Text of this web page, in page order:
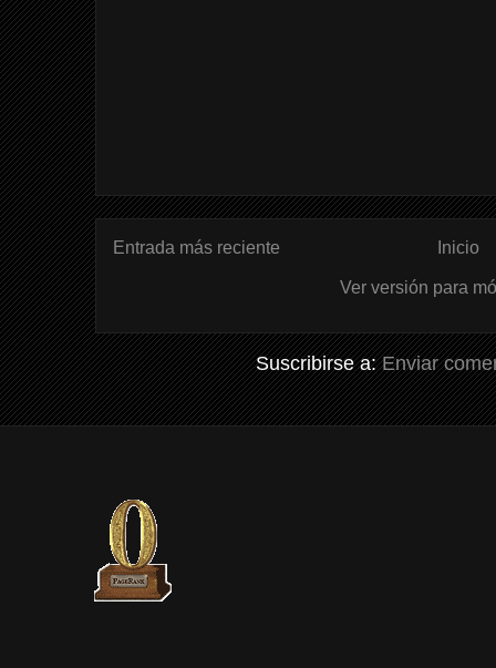
Entrada más reciente Inicio
Ver versión para
Suscribirse a:Enviar